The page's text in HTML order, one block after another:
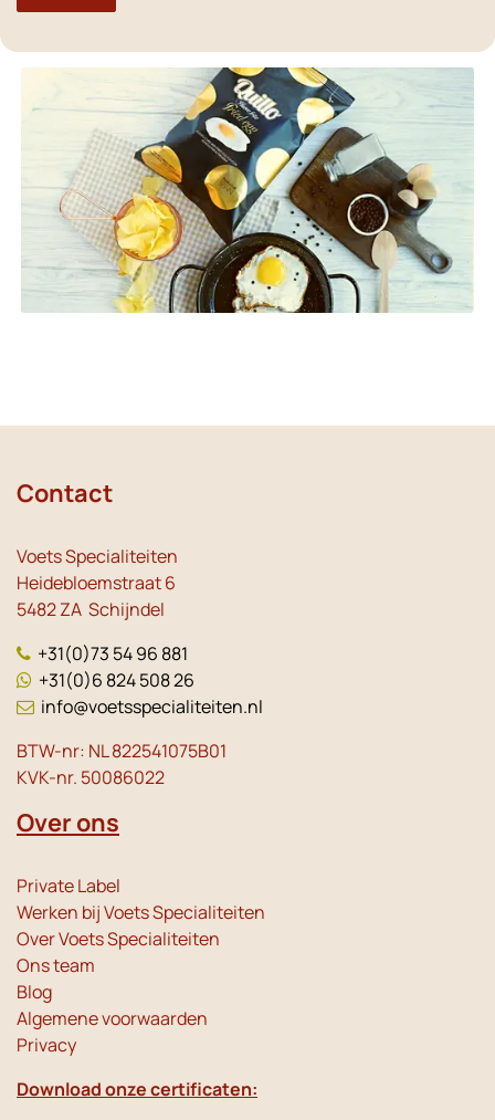
Contact
Voets Specialiteiten
Heidebloemstraat 6
5482 ZA Schijndel
+31(0)73 54 96 881
+31(0)6 824 508 26
info@voetsspecialiteiten.nl
BTW-nr: NL 822541075B01
KVK-nr. 50086022
Over ons
Private Label
Werken bij Voets Specialiteiten
Over Voets Specialiteiten
Ons team
Blog
Algemene voorwaarden
Privacy
Download onze certificaten: